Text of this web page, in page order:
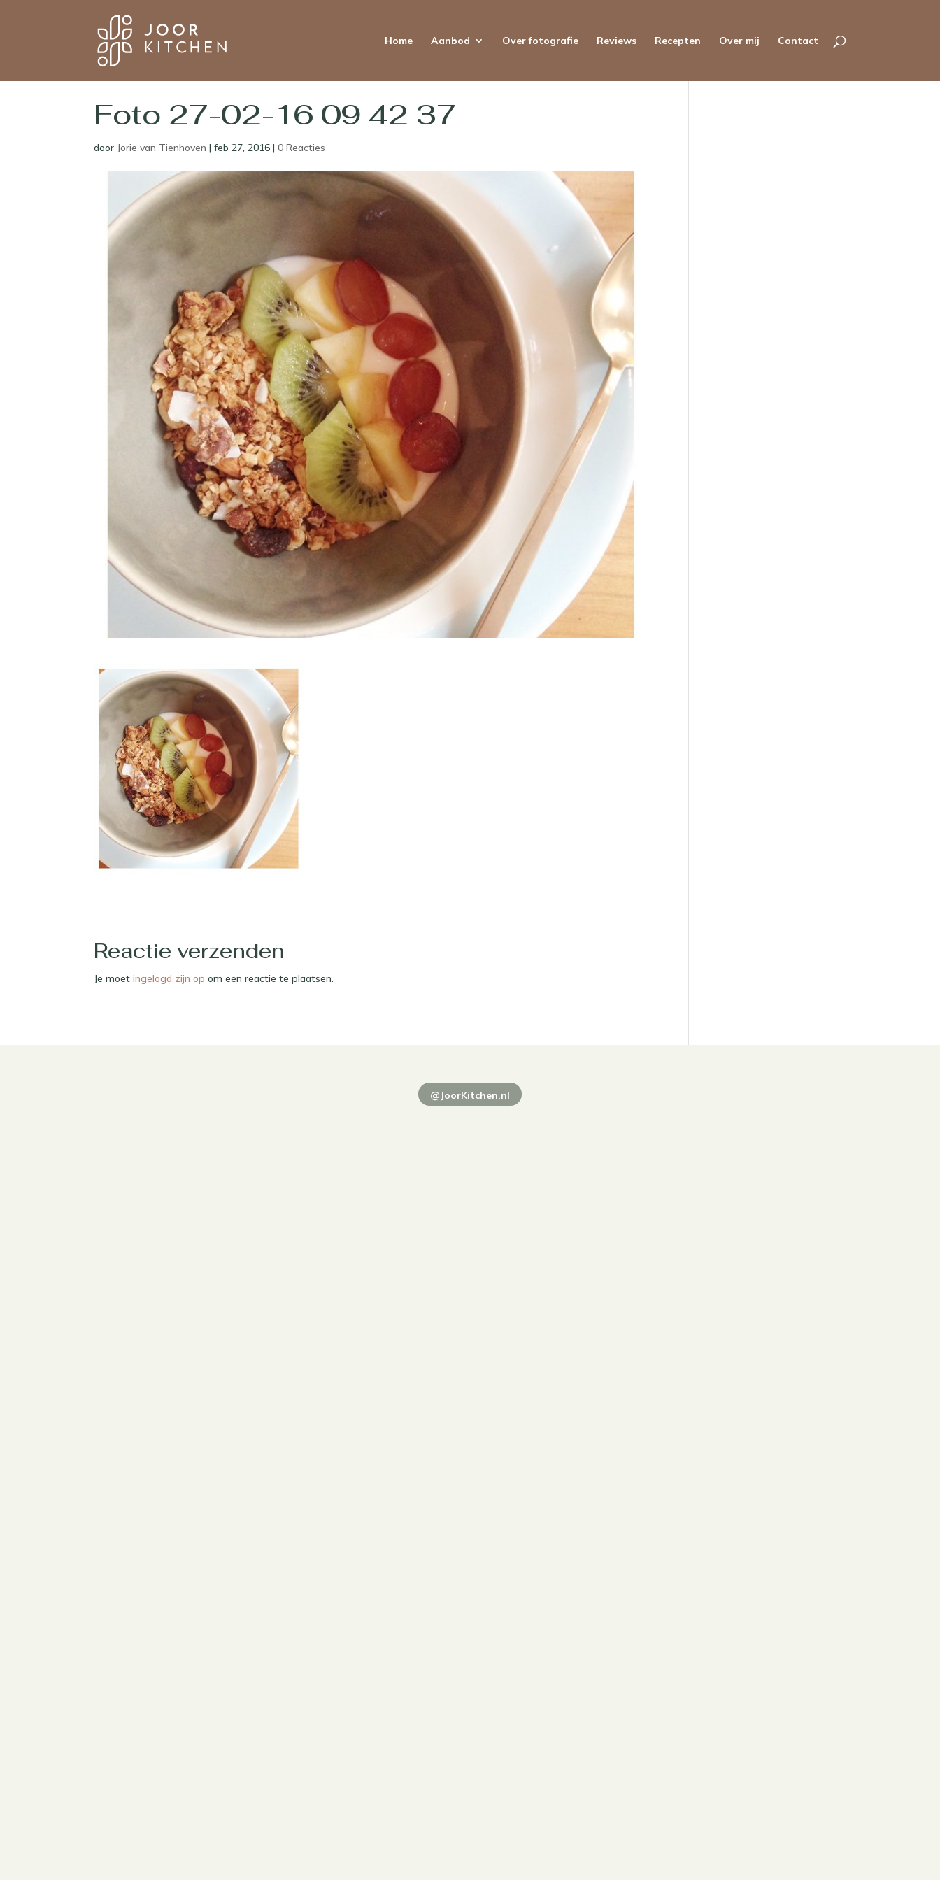
Home Aanbod Over fotografie Reviews Recepten Over mij Contact
Foto 27-02-16 09 42 37
door Jorie van Tienhoven |feb 27, 2016 |0 Reacties
Reactie verzenden
Je moetingelogd zijn op om een reactie te plaatsen.
@JoorKitchen.nl